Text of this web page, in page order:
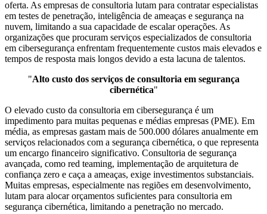
oferta. As empresas de consultoria lutam para contratar especialistas
em testes de penetração, inteligência de ameaças e segurança na
nuvem, limitando a sua capacidade de escalar operações. As
organizações que procuram serviços especializados de consultoria
em cibersegurança enfrentam frequentemente custos mais elevados e
tempos de resposta mais longos devido a esta lacuna de talentos.
"Alto custo dos serviços de consultoria em segurança
cibernética"
O elevado custo da consultoria em cibersegurança é um
impedimento para muitas pequenas e médias empresas (PME). Em
média, as empresas gastam mais de 500.000 dólares anualmente em
serviços relacionados com a segurança cibernética, o que representa
um encargo financeiro significativo. Consultoria de segurança
avançada, como red teaming, implementação de arquitetura de
confiança zero e caça a ameaças, exige investimentos substanciais.
Muitas empresas, especialmente nas regiões em desenvolvimento,
lutam para alocar orçamentos suficientes para consultoria em
segurança cibernética, limitando a penetração no mercado.